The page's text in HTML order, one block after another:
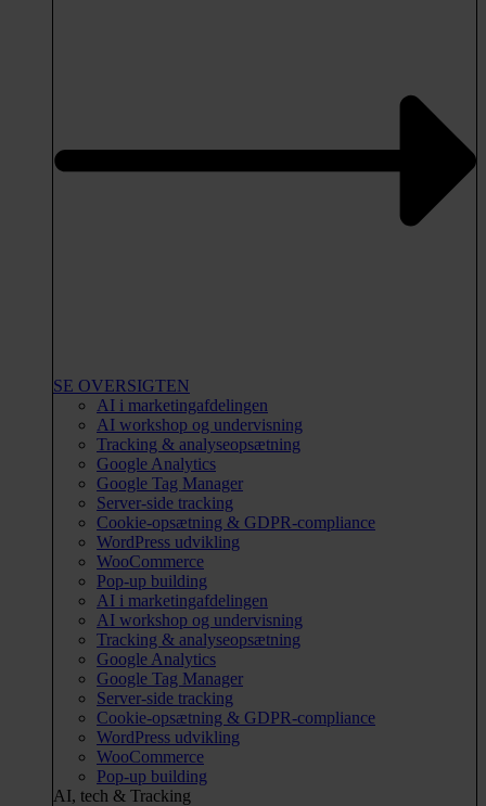
SE OVERSIGTEN
AI i marketingafdelingen
AI workshop og undervisning
Tracking & analyseopsætning
Google Analytics
Google Tag Manager
Server-side tracking
Cookie-opsætning & GDPR-compliance
WordPress udvikling
WooCommerce
Pop-up building
AI i marketingafdelingen
AI workshop og undervisning
Tracking & analyseopsætning
Google Analytics
Google Tag Manager
Server-side tracking
Cookie-opsætning & GDPR-compliance
WordPress udvikling
WooCommerce
Pop-up building
AI, tech & Tracking